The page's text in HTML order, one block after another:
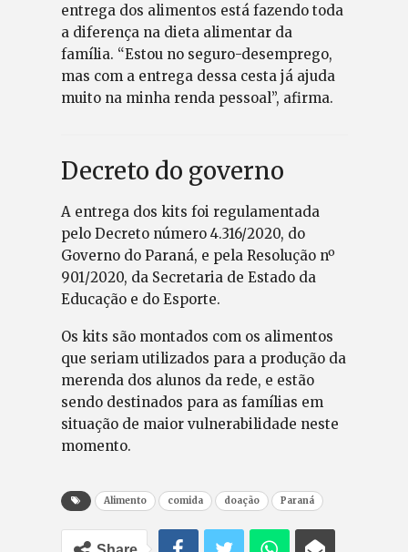
entrega dos alimentos está fazendo toda
a diferença na dieta alimentar da
família. “Estou no seguro-desemprego,
mas com a entrega dessa cesta já ajuda
muito na minha renda pessoal”, afirma.
Decreto do governo
A entrega dos kits foi regulamentada
pelo Decreto número 4.316/2020, do
Governo do Paraná, e pela Resolução nº
901/2020, da Secretaria de Estado da
Educação e do Esporte.
Os kits são montados com os alimentos
que seriam utilizados para a produção da
merenda dos alunos da rede, e estão
sendo destinados para as famílias em
situação de maior vulnerabilidade neste
momento.
Alimento comida doação Paraná